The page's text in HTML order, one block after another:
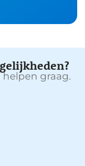
helpen graag.